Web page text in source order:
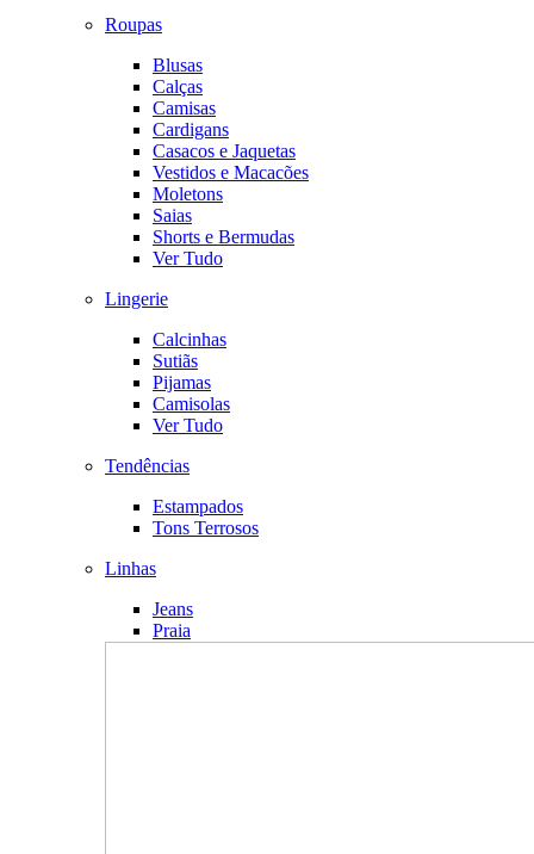
Roupas
Blusas
Calças
Camisas
Cardigans
Casacos e Jaquetas
Vestidos e Macacões
Moletons
Saias
Shorts e Bermudas
Ver Tudo
Lingerie
Calcinhas
Sutiãs
Pijamas
Camisolas
Ver Tudo
Tendências
Estampados
Tons Terrosos
Linhas
Jeans
Praia